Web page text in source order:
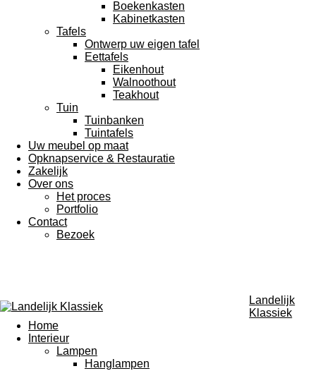
Boekenkasten
Kabinetkasten
Tafels
Ontwerp uw eigen tafel
Eettafels
Eikenhout
Walnoothout
Teakhout
Tuin
Tuinbanken
Tuintafels
Uw meubel op maat
Opknapservice & Restauratie
Zakelijk
Over ons
Het proces
Portfolio
Contact
Bezoek
Landelijk
Klassiek
Home
Interieur
Lampen
Hanglampen